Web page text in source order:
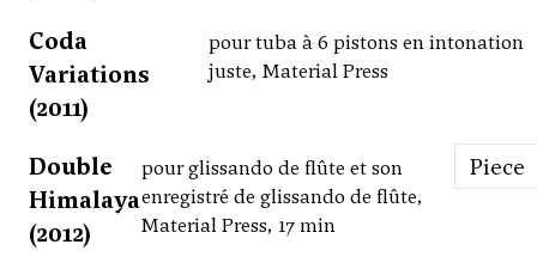
Coda
Variations
(2011)
pour tuba à 6 pistons en intonation
juste, Material Press
Double
Himalaya
(2012)
pour glissando de flûte et son
enregistré de glissando de flûte,
Material Press, 17 min
Piece